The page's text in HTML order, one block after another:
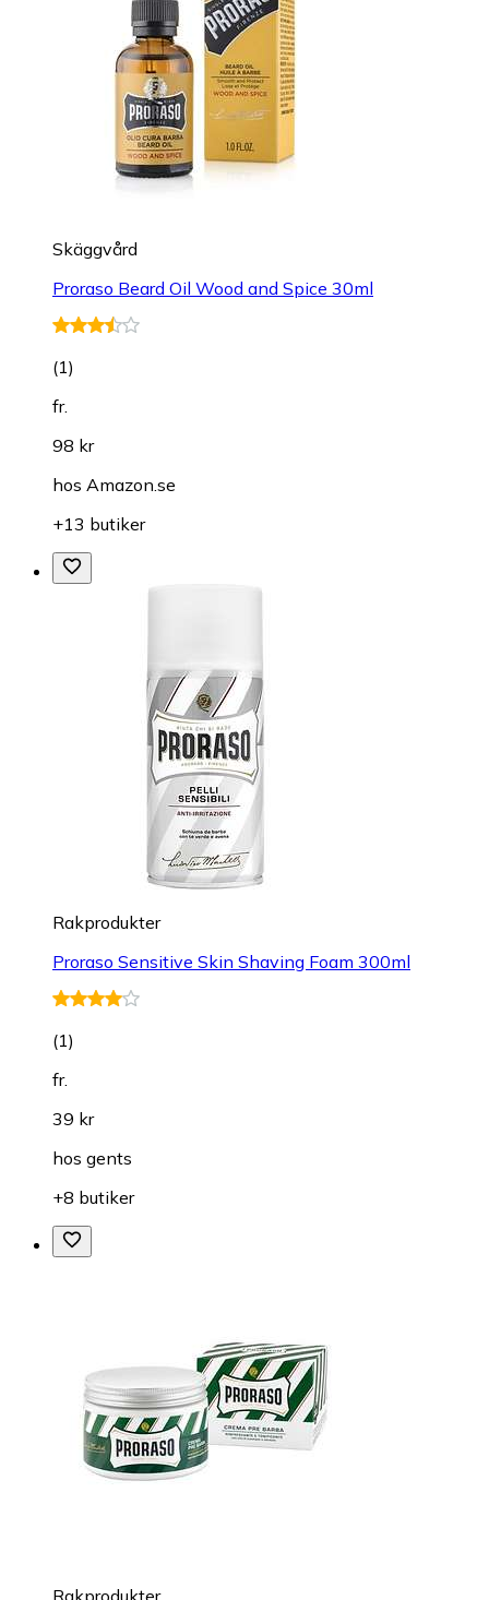
Skäggvård
Proraso Beard Oil Wood and Spice 30ml
(1)
fr.
98 kr
hos Amazon.se
+13 butiker
Rakprodukter
Proraso Sensitive Skin Shaving Foam 300ml
(1)
fr.
39 kr
hos gents
+8 butiker
Rakprodukter